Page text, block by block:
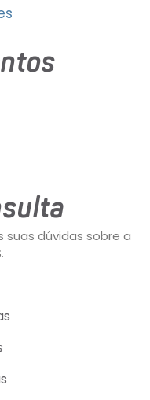
dúvidas sobre a